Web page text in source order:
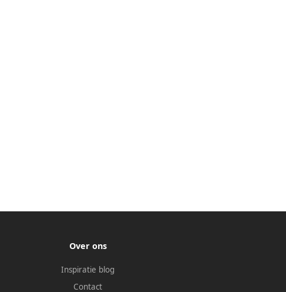
Over ons
Inspiratie blog
Contact